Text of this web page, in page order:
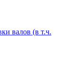
валов (в т.ч.